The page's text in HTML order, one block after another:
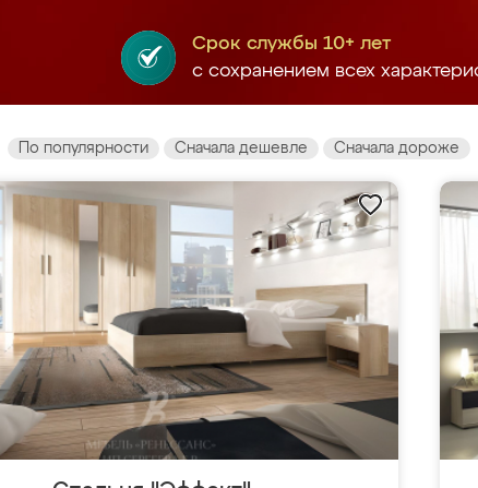
Срок службы 10+ лет
с сохранением всех
По популярности Сначала дешевле Сначала дороже